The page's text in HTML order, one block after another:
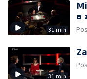
31 min
a
31 min